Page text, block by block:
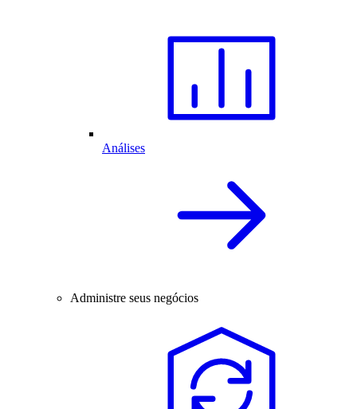
Análises
Administre seus negócios